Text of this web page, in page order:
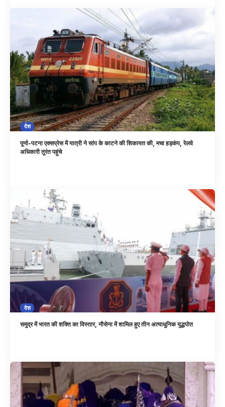
देश
पूर्णा-पटना एक्सप्रेस में यात्री ने सांप के काटने की शिकायत की, मचा हड़कंप, रेलवे
अधिकारी तुरंत पहुंचे
देश
समुद्र में भारत की शक्ति का विस्तार, नौसेना में शामिल हुए तीन अत्याधुनिक युद्धपोत